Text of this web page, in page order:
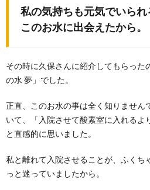
私の気持ちも元気でいら
このお水に出会えたから。
その時に久保さんに紹介してもらった
の水 夢」でした。
正直、このお水の事は全く知りません
いて、「入院させて酸素室に入れるよ
と直感的に思いました。
私と離れて入院させることが、ふくち
っと迷っていましたから。